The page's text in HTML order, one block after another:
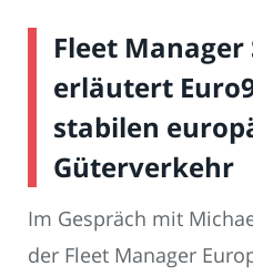
Fleet
erläutert
stabilen
Güterverkehr
Im Gespräch mit
der Fleet Manager